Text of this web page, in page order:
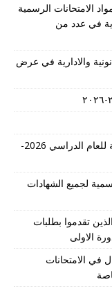
مواد الامتحانات الرسمية
في عدد من
القانونية والادارية في عرض
اعلان بشأن المنح المقدمة من المملكة المغربية للعام الدراسي 2026-
الرسمية لجميع الشهادات
الطلاب الذين تقدموا بطلبات
في الامتحانات